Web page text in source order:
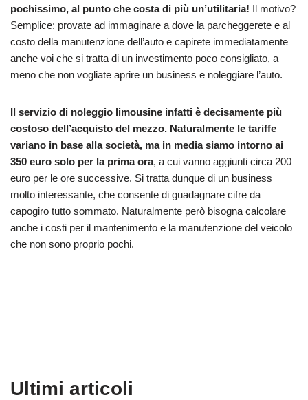
pochissimo, al punto che costa di più un’utilitaria! Il motivo?
Semplice: provate ad immaginare a dove la parcheggerete e al
costo della manutenzione dell’auto e capirete immediatamente
anche voi che si tratta di un investimento poco consigliato, a
meno che non vogliate aprire un business e noleggiare l’auto.
Il servizio di noleggio limousine infatti è decisamente più
costoso dell’acquisto del mezzo. Naturalmente le tariffe
variano in base alla società, ma in media siamo intorno ai
350 euro solo per la prima ora, a cui vanno aggiunti circa 200
euro per le ore successive. Si tratta dunque di un business
molto interessante, che consente di guadagnare cifre da
capogiro tutto sommato. Naturalmente però bisogna calcolare
anche i costi per il mantenimento e la manutenzione del veicolo
che non sono proprio pochi.
Ultimi articoli